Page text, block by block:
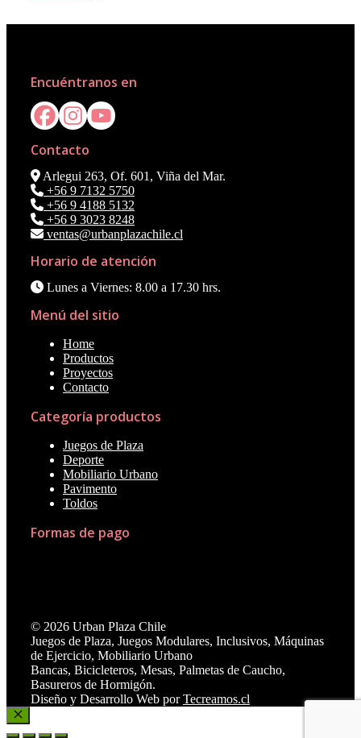
Encuéntranos en
Contacto
Arlegui 263, Of. 601, Viña del Mar.
+56 9 7132 5750
+56 9 4188 5132
+56 9 3023 8248
ventas@urbanplazachile.cl
Horario de atención
Lunes a Viernes: 8.00 a 17.30 hrs.
Menú del sitio
Home
Productos
Proyectos
Contacto
Categoría productos
Juegos de Plaza
Deporte
Mobiliario Urbano
Pavimento
Toldos
Formas de pago
© 2026 Urban Plaza Chile
Juegos de Plaza, Juegos Modulares, Inclusivos, Máquinas
de Ejercicio, Mobiliario Urbano
Bancas, Bicicleteros, Mesas, Palmetas de Caucho,
Basureros de Hormigón.
Diseño y Desarrollo Web porTecreamos.cl
Cerrar